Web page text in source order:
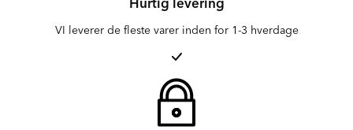
VI leverer de fleste varer inden for 1-3 hverdage